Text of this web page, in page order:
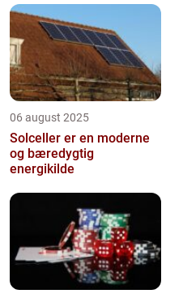
06 august 2025
Solceller er en moderne
og bæredygtig
energikilde